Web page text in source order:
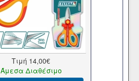
Τιμή 14,00€
Άμεσα Διαθέσιμο